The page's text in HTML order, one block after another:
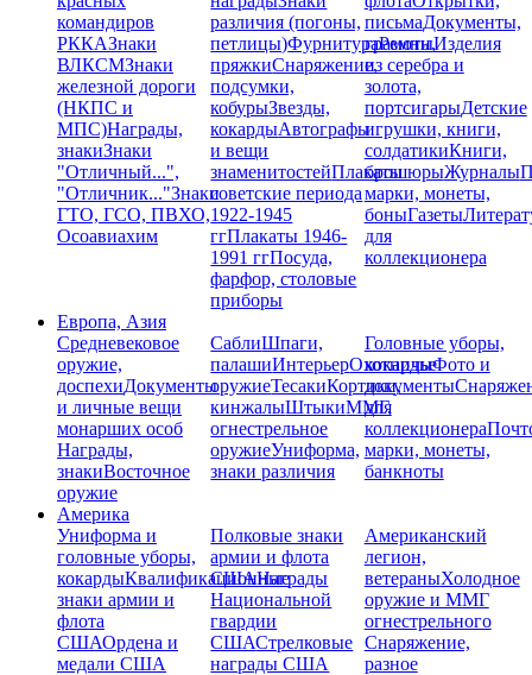
командиров
РККАЗнаки
ВЛКСМЗнаки
железной дороги
(НКПС и
МПС)Награды,
знакиЗнаки
"Отличный...",
"Отличник..."Знаки
ГТО, ГСО, ПВХО,
Осоавиахим
различия (погоны,
петлицы)ФурнитураРемни,
пряжкиСнаряжение,
подсумки,
кобурыЗвезды,
кокардыАвтографы
и вещи
знаменитостейПлакаты
советские периода
1922-1945
ггПлакаты 1946-
1991 ггПосуда,
фарфор, столовые
приборы
письмаДокументы,
грамотыИзделия
из серебра и
золота,
портсигарыДетские
игрушки, книги,
солдатикиКниги,
брошюрыЖурналы
марки, монеты,
боныГазеты
для
коллекционера
Европа, Азия
Средневековое
оружие,
доспехиДокументы
и личные вещи
монарших особ
Награды,
знакиВосточное
оружие
СаблиШпаги,
палашиИнтерьерОхотничье
оружиеТесакиКортики,
кинжалыШтыкиММГ,
огнестрельное
оружиеУниформа,
знаки различия
Головные уборы,
кокардыФото и
документы
для
коллекционера
марки, монеты,
банкноты
Америка
Униформа и
головные уборы,
кокардыКвалификационные
знаки армии и
флота
СШАОрдена и
медали США
Полковые знаки
армии и флота
СШАНаграды
Национальной
гвардии
СШАСтрелковые
награды США
Американский
легион,
ветераныХолодное
оружие и ММГ
огнестрельного
Снаряжение,
разное